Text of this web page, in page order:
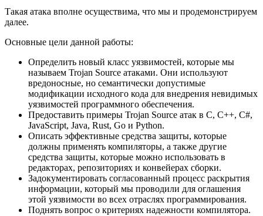
Такая атака вполне осуществима, что мы и продемонстрируем
далее.
Основные цели данной работы:
Определить новый класс уязвимостей, которые мы
называем Trojan Source атаками. Они используют
вредоносные, но семантически допустимые
модификации исходного кода для внедрения невидимых
уязвимостей программного обеспечения.
Предоставить примеры Trojan Source атак в C, C++, C#,
JavaScript, Java, Rust, Go и Python.
Описать эффективные средства защиты, которые
должны применять компиляторы, а также другие
средства защиты, которые можно использовать в
редакторах, репозиториях и конвейерах сборки.
Задокументировать согласованный процесс раскрытия
информации, который мы проводили для оглашения
этой уязвимости во всех отраслях программирования.
Поднять вопрос о критериях надежности компилятора.